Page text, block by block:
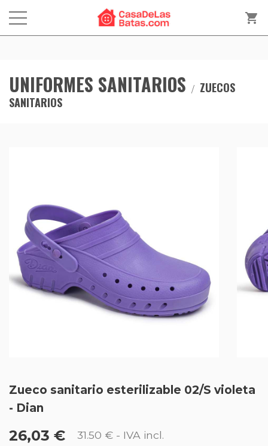
shopping_cart
UNIFORMES SANITARIOS
ZUECOS
SANITARIOS
Zueco sanitario esterilizable 02/S violeta
- Dian
26,03 € 31.50 € - IVA incl.